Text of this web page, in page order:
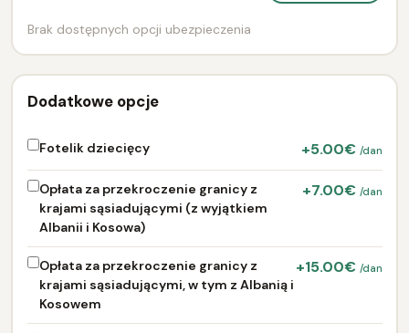
Brak dostępnych opcji ubezpieczenia
Dodatkowe opcje
Fotelik dziecięcy +5.00€ /dan
Opłata za przekroczenie granicy z
krajami sąsiadującymi (z wyjątkiem
Albanii i Kosowa)
+7.00€ /dan
Opłata za przekroczenie granicy z
krajami sąsiadującymi, w tym z Albanią i
Kosowem
+15.00€ /dan